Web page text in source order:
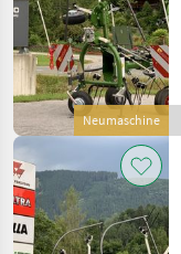
Neumaschine